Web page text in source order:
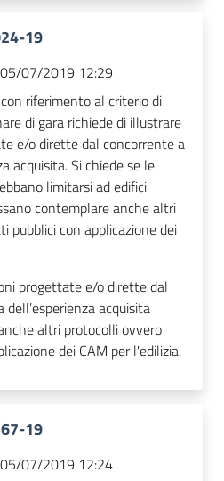
19
05/07/2019 12:29
riferimento al criterio di
di gara richiede di illustrare
e/o dirette dal concorrente a
acquisita. Si chiede se le
limitarsi ad edifici
contemplare anche altri
pubblici con applicazione dei
progettate e/o dirette dal
acquisita
altri protocolli ovvero
dei CAM per l'edilizia.
19
05/07/2019 12:24